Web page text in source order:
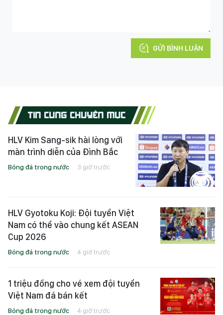
GỬI BÌNH LUẬN
TIN CÙNG CHUYÊN MỤC
HLV Kim Sang-sik hài lòng với
màn trình diễn của Đình Bắc
Bóng đá trong nước 3 giờ trước
HLV Gyotoku Koji: Đội tuyển Việt
Nam có thể vào chung kết ASEAN
Cup 2026
Bóng đá trong nước 4 giờ trước
1 triệu đồng cho vé xem đội tuyển
Việt Nam đá bán kết
Bóng đá trong nước 4 giờ trước